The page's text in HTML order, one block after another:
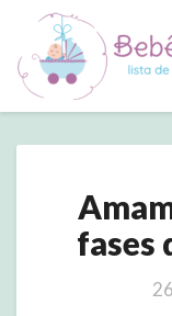
fases